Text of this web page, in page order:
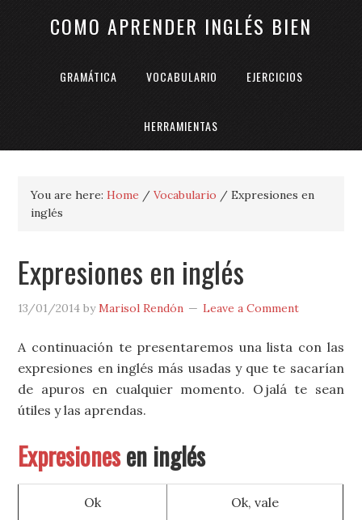
COMO APRENDER INGLÉS BIEN
GRAMÁTICA VOCABULARIO EJERCICIOS
HERRAMIENTAS
You are here:Home / Vocabulario / Expresiones en
inglés
Expresiones en inglés
13/01/2014 byMarisol Rendón Leave a Comment
A continuación te presentaremos una lista con las
expresiones en inglés más usadas y que te sacarían
de apuros en cualquier momento. Ojalá te sean
útiles y las aprendas.
Expresionesen inglés
Ok Ok, vale